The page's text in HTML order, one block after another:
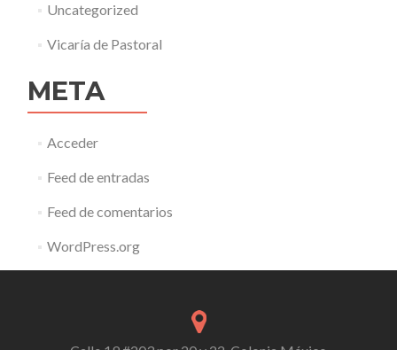
Uncategorized
Vicaría de Pastoral
META
Acceder
Feed de entradas
Feed de comentarios
WordPress.org